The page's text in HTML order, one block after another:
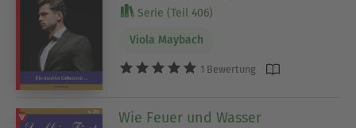
Serie (Teil 406)
Viola Maybach
1 Bewertung
Wie Feuer und Wasser